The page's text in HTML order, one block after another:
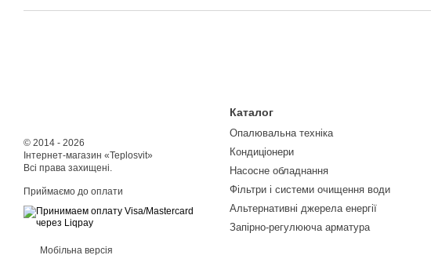
© 2014 - 2026
Інтернет-магазин «Teplosvit»
Всі права захищені.
Приймаємо до оплати
Мобільна версія
Каталог
Опалювальна техніка
Кондиціонери
Насосне обладнання
Фільтри і системи очищення води
Альтернативні джерела енергії
Запірно-регулююча арматура